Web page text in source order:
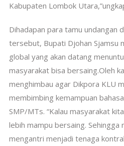
Kabupaten Lombok
Dihadapan para tamu undangan
tersebut, Bupati Djohan Sjamsu
global yang akan datang
masyarakat bisa bersaing.Oleh
menghimbau agar Dikpora KLU
membimbing kemampuan
SMP/MTs. “Kalau masyarakat
lebih mampu bersaing. Sehingga
mengantri menjadi tenaga